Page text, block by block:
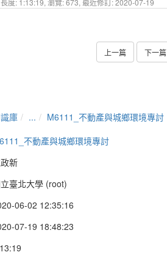
長度: 1:13:19, 瀏覽: 673, 最近修訂: 2020-07-19
上一篇 下一篇
庫 ...
M6111_不動產與城鄉環境專討
不動產與城鄉環境專討
新
臺北大學 (root)
06-02 12:35:16
07-19 18:48:23